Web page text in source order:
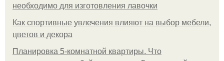
необходимо для изготовления лавочки
Как спортивные увлечения влияют на выбор мебели,
цветов и декора
Планировка 5-комнатной квартиры. Что